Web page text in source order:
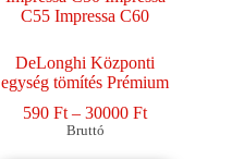
DeLonghi Központi
egység tömítés Prémium
590Ft – 30000Ft
Bruttó